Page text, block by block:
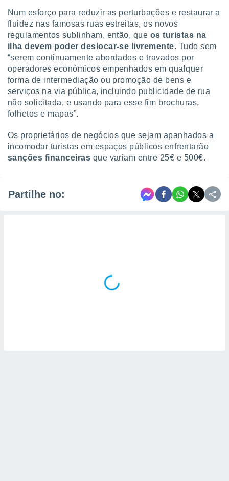
Num esforço para reduzir as perturbações e restaurar a
fluidez nas famosas ruas estreitas, os novos
regulamentos sublinham, então, que os turistas na
ilha devem poder deslocar-se livremente. Tudo sem
“serem continuamente abordados e travados por
operadores económicos empenhados em qualquer
forma de intermediação ou promoção de bens e
serviços na via pública, incluindo publicidade de rua
não solicitada, e usando para esse fim brochuras,
folhetos e mapas”.
Os proprietários de negócios que sejam apanhados a
incomodar turistas em espaços públicos enfrentarão
sanções financeiras que variam entre 25€ e 500€.
Partilhe no: